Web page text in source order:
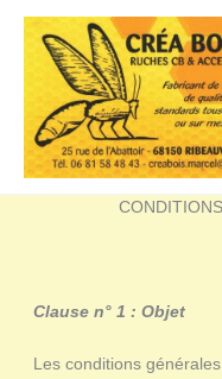
contenu
Clause n° 1 : Objet
Les conditions